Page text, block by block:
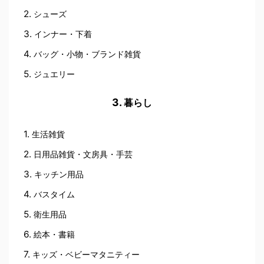
シューズ
インナー・下着
バッグ・小物・ブランド雑貨
ジュエリー
暮らし
生活雑貨
日用品雑貨・文房具・手芸
キッチン用品
バスタイム
衛生用品
絵本・書籍
キッズ・ベビーマタニティー